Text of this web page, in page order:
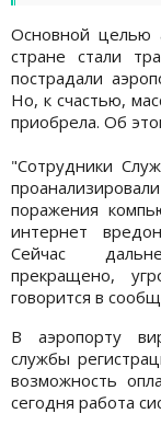
Основной целью
стране стали
пострадали
Но, к счастью,
приобрела. Об
"Сотрудники
поражения
интернет
Сейчас
прекращено,
говорится в
В аэропорту
службы
возможность
сегодня работа